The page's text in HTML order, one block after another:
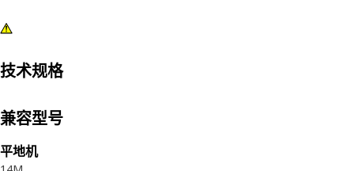
技术规格
兼容型号
平地机